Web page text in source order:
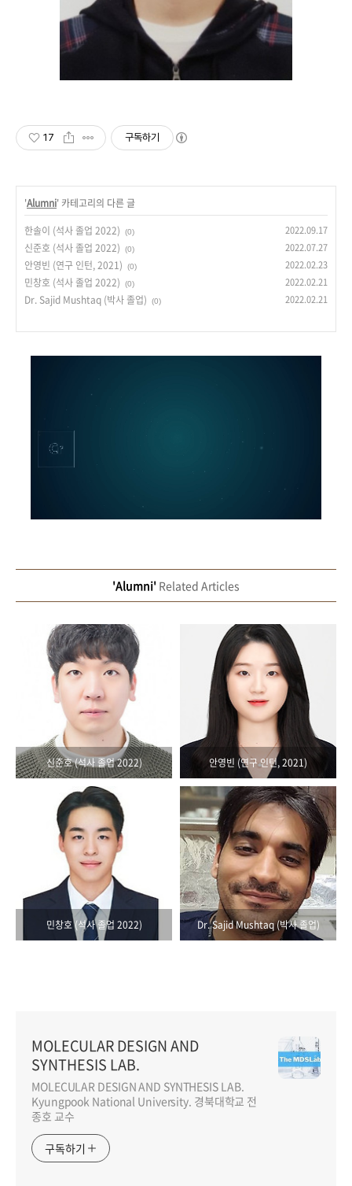
17 구독하기
'Alumni' 카테고리의 다른 글
한솔이 (석사 졸업 2022)
(0) 2022.09.17
신준호 (석사 졸업 2022) (0) 2022.07.27
안영빈 (연구 인턴, 2021) (0) 2022.02.23
민창호 (석사 졸업 2022) (0) 2022.02.21
Dr. Sajid Mushtaq (박사 졸업) (0) 2022.02.21
'Alumni' Related Articles
신준호 (석사 졸업 2022) 안영빈 (연구 인턴, 2021)
민창호 (석사 졸업 2022) Dr. Sajid Mushtaq (박사 졸업)
MOLECULAR DESIGN AND
SYNTHESIS LAB.
MOLECULAR DESIGN AND SYNTHESIS LAB.
Kyungpook National University. 경북대학교 전
종호 교수
구독하기